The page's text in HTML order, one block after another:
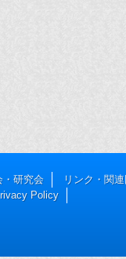
・研究会
リンク・関
Policy